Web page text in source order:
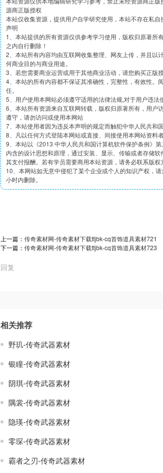
源商正版授权
本站仅收集资源，提供用户自学研究使用，本站不存在私
声明
1、本站提供的所有资源仅供参考学习使用，版权归原著
之内自行删除！
2、本站所有内容均由互联网收集整理、网友上传，并且以
何商业目的与商业用途。
3、若您需要商业运营或用于其他商业活动，请您购买正版授
4、本站的所有内容都不保证其准确性，完整性，有效性。
任。
5、用户使用本网站必须遵守适用的法律法规,对于用户违
6、本站所有资源来自互联网转载，版权归原著所有，用户
遵守，请勿访问或使用本网站
7、本站使用者因为违反本声明的规定而触犯中华人民共和
8、凡以任何方式登陆本网站或直接、间接使用本网站资料
9、本站以《2013 中华人民共和国计算机软件保护条例》
内含的设计思想和原理，通过安装、显示、传输或者存储
其支付报酬。若有学员需要商用本站资源，请务必联系版权
10、本网站如无意中侵犯了某个企业或个人的知识产权，
小时内删除。
上一篇： 传奇素材网-传奇素材下载ttjbk-cq首饰道具素材721
下一篇： 传奇素材网-传奇素材下载ttjbk-cq首饰道具素材723
回复
相关推荐
野玑-传奇武器素材
银瞳-传奇武器素材
阴琪-传奇武器素材
隅裳-传奇武器素材
隐瑛-传奇武器素材
零琛-传奇武器素材
霸者之刃-传奇武器素材